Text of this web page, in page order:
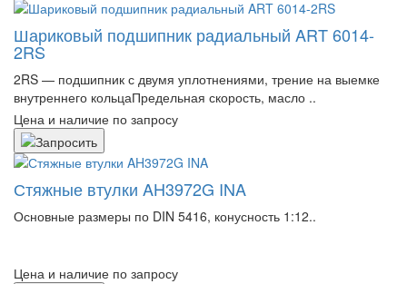
Шариковый подшипник радиальный ART 6014-
2RS
2RS — подшипник с двумя уплотнениями, трение на выемке
внутреннего кольцаПредельная скорость, масло ..
Цена и наличие по запросу
Стяжные втулки AH3972G INA
Основные размеры по DIN 5416, конусность 1:12..
Цена и наличие по запросу